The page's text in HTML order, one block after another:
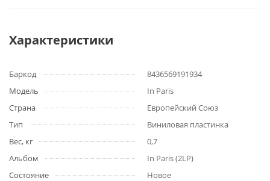
Характеристики
Баркод
8436569191934
Модель
In Paris
Страна
Европейский Союз
Тип
Виниловая пластинка
Вес, кг
0,7
Альбом
In Paris (2LP)
Состояние
Новое